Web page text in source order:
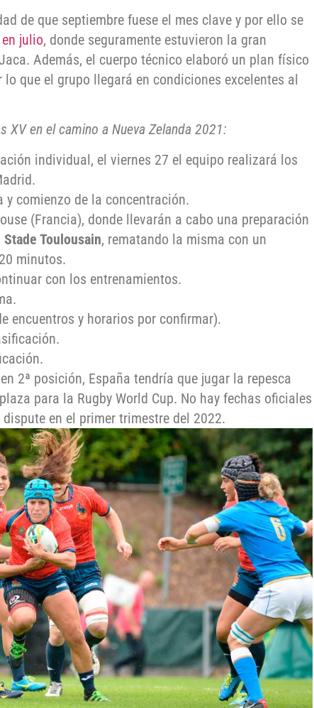
de que septiembre fuese el mes clave y por ello se
julio, donde seguramente estuvieron la gran
Además, el cuerpo técnico elaboró un plan físico
que el grupo llegará en condiciones excelentes al
XV en el camino a Nueva Zelanda 2021:
individual, el viernes 27 el equipo realizará los
y comienzo de la concentración.
(Francia), donde llevarán a cabo una preparación
Stade Toulousain, rematando la misma con un
minutos.
con los entrenamientos.
encuentros y horarios por confirmar).
2ª posición, España tendría que jugar la repesca
para la Rugby World Cup. No hay fechas oficiales
en el primer trimestre del 2022.